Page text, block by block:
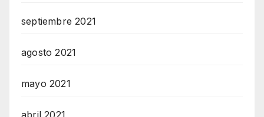
septiembre 2021
agosto 2021
mayo 2021
abril 2021